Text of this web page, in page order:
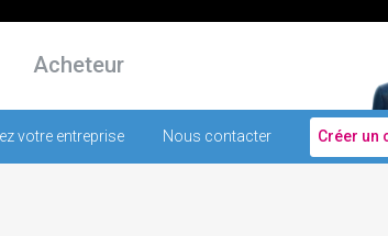
Acheteur
votre entreprise Nous contacter Créer un